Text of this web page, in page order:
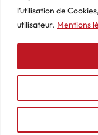
l’utilisation de
utilisateur. Mentions
Barbier
69640
74
87
Magazine
Photos
Podcasts